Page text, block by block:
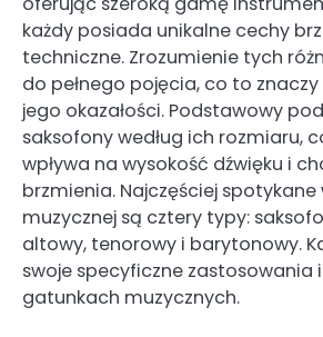
każdy posiada unikalne cechy
techniczne. Zrozumienie tych
do pełnego pojęcia, co to znaczy
jego okazałości. Podstawowy
saksofony według ich rozmiaru,
wpływa na wysokość dźwięku i
brzmienia. Najczęściej
muzycznej są cztery typy:
altowy, tenorowy i barytonowy.
swoje specyficzne zastosowania
gatunkach muzycznych.